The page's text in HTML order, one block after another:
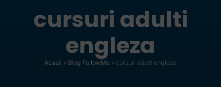
cursuri adulti
engleza
Acasă » Blog FollowMe » cursuri adulti engleza